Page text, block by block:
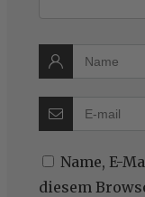
Name, E-
diesem